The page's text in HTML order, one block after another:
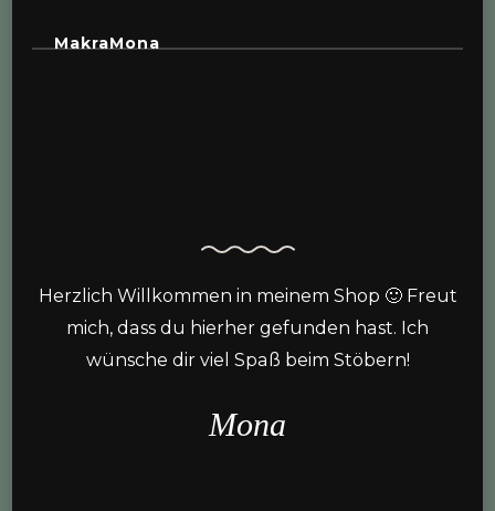
MakraMona
Herzlich Willkommen in meinem Shop 🙂 Freut
mich, dass du hierher gefunden hast. Ich
wünsche dir viel Spaß beim Stöbern!
Mona